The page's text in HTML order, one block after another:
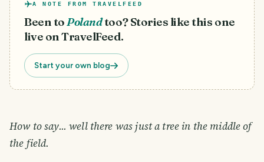
A NOTE FROM TRAVELFEED
Been toPolandtoo? Stories like this one
live on TravelFeed.
Start your own blog
How to say... well there was just a tree in the middle of
the field.